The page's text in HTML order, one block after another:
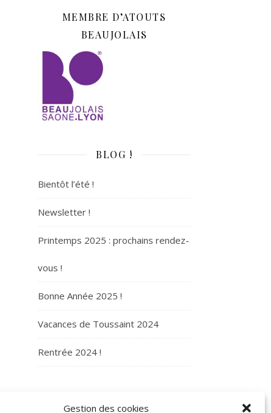
Gestion des cookies
MEMBRE D’ATOUTS
BEAUJOLAIS
BLOG !
Bientôt l’été !
Newsletter !
Printemps 2025 : prochains rendez-
vous !
Bonne Année 2025 !
Vacances de Toussaint 2024
Rentrée 2024 !